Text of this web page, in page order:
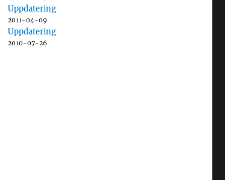
Uppdatering
2011-04-09
Uppdatering
2010-07-26